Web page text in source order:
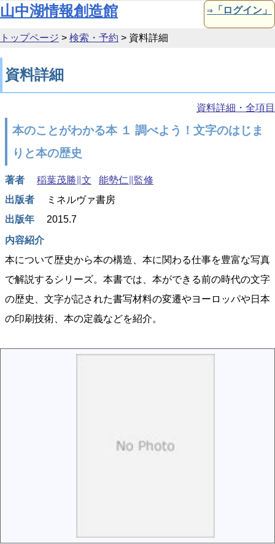
本文へ移動
山中湖情報創造館 ⇒「ログイン」
トップページ > 検索・予約 > 資料詳細
資料詳細
資料詳細・全項目
本のことがわかる本 １ 調べよう！文字のはじま
りと本の歴史
著者 稲葉茂勝∥文
能勢仁∥監修
出版者
ミネルヴァ書房
出版年
2015.7
内容紹介
本について歴史から本の構造、本に関わる仕事を豊富な写真
で解説するシリーズ。本書では、本ができる前の時代の文字
の歴史、文字が記された書写材料の変遷やヨーロッパや日本
の印刷技術、本の定義などを紹介。